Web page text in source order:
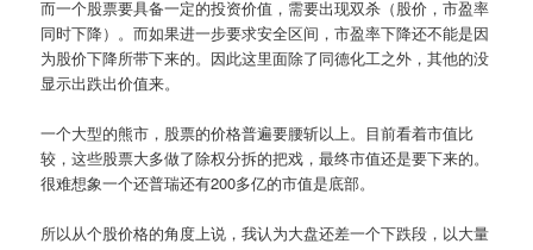
而一个股票要具备一定的投资价值，需要出现双杀（股价，市盈率
同时下降）。而如果进一步要求安全区间，市盈率下降还不能是因
为股价下降所带下来的。因此这里面除了同德化工之外，其他的没
显示出跌出价值来。
一个大型的熊市，股票的价格普遍要腰斩以上。目前看着市值比
较，这些股票大多做了除权分拆的把戏，最终市值还是要下来的。
很难想象一个还普瑞还有200多亿的市值是底部。
所以从个股价格的角度上说，我认为大盘还差一个下跌段，以大量